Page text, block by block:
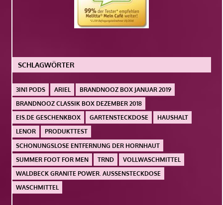
SCHLAGWÖRTER
3IN1 PODS ARIEL
BRANDNOOZ BOX JANUAR 2019
BRANDNOOZ CLASSIK BOX DEZEMBER 2018
EIS.DE GESCHENKBOX
GARTENSTECKDOSE
HAUSHALT
LENOR
PRODUKTTEST
SCHONUNGSLOSE ENTFERNUNG DER HORNHAUT
SUMMER FOOT FOR MEN
TRND
VOLLWASCHMITTEL
WALDBECK GRANITE POWER. AUSSENSTECKDOSE
WASCHMITTEL